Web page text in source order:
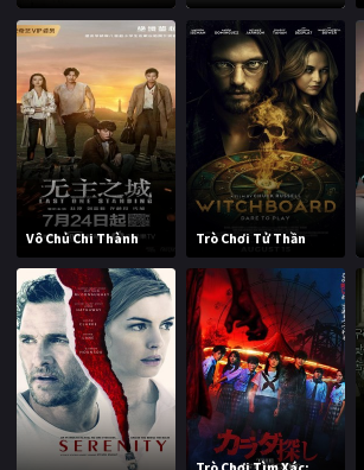
Vô Chủ Chi Thành Trò Chơi Tử Thần